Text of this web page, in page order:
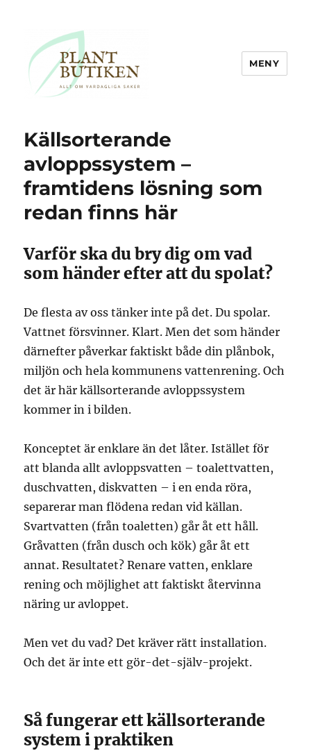
MENY
Källsorterande
avloppssystem –
framtidens lösning som
redan finns här
Varför ska du bry dig om vad
som händer efter att du spolat?
De flesta av oss tänker inte på det. Du spolar.
Vattnet försvinner. Klart. Men det som händer
därnefter påverkar faktiskt både din plånbok,
miljön och hela kommunens vattenrening. Och
det är här källsorterande avloppssystem
kommer in i bilden.
Konceptet är enklare än det låter. Istället för
att blanda allt avloppsvatten – toalettvatten,
duschvatten, diskvatten – i en enda röra,
separerar man flödena redan vid källan.
Svartvatten (från toaletten) går åt ett håll.
Gråvatten (från dusch och kök) går åt ett
annat. Resultatet? Renare vatten, enklare
rening och möjlighet att faktiskt återvinna
näring ur avloppet.
Men vet du vad? Det kräver rätt installation.
Och det är inte ett gör-det-själv-projekt.
Så fungerar ett källsorterande
system i praktiken